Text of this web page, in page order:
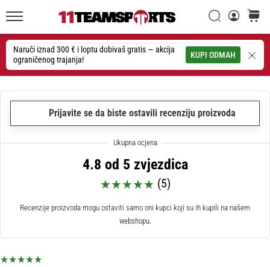
Naruči iznad 300 € i loptu dobivaš gratis — akcija
ograničenog trajanja!
KUPI ODMAH
Traži
Traži
•
GNK
Dinamo
i
11teamsports
potpisali
dvogodišnju
sklopili
nabavu,
Prijavite se da biste ostavili recenziju proizvoda
4.8 od 5 zvjezdica
(5)
Recenzije proizvoda mogu ostaviti samo oni kupci koji su ih kupili na našem
webshopu.